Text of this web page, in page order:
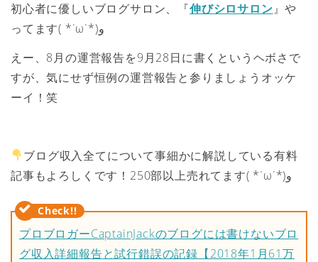
初心者に優しいブログサロン、『伸びシロサロン』や
ってます‪( *˙ω˙*)و
えー、8月の運営報告を9月28日に書くというヘボさで
すが、気にせず恒例の運営報告と参りましょうオッケ
ーイ！笑
ブログ収入全てについて事細かに解説している有料
記事もよろしくです！250部以上売れてます( *˙ω˙*)و
プロブロガーCaptainJackのブログには書けないブロ
グ収入詳細報告と試行錯誤の記録【2018年1月61万